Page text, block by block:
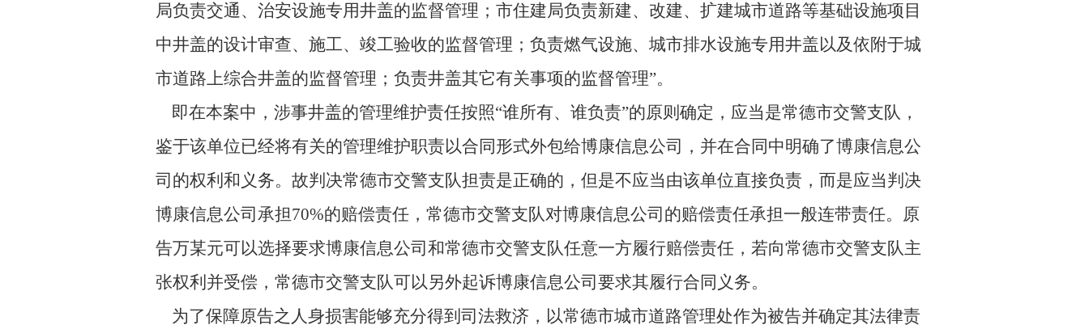
局负责交通、治安设施专用井盖的监督管理；市住建局负责新建、改建、扩建城市道路等基础设施项目
中井盖的设计审查、施工、竣工验收的监督管理；负责燃气设施、城市排水设施专用井盖以及依附于城
市道路上综合井盖的监督管理；负责井盖其它有关事项的监督管理”。
即在本案中，涉事井盖的管理维护责任按照“谁所有、谁负责”的原则确定，应当是常德市交警支队，
鉴于该单位已经将有关的管理维护职责以合同形式外包给博康信息公司，并在合同中明确了博康信息公
司的权利和义务。故判决常德市交警支队担责是正确的，但是不应当由该单位直接负责，而是应当判决
博康信息公司承担70%的赔偿责任，常德市交警支队对博康信息公司的赔偿责任承担一般连带责任。原
告万某元可以选择要求博康信息公司和常德市交警支队任意一方履行赔偿责任，若向常德市交警支队主
张权利并受偿，常德市交警支队可以另外起诉博康信息公司要求其履行合同义务。
为了保障原告之人身损害能够充分得到司法救济，以常德市城市道路管理处作为被告并确定其法律责